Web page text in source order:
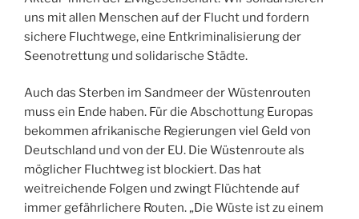
uns mit allen Menschen auf der Flucht und fordern
sichere Fluchtwege, eine Entkriminalisierung der
Seenotrettung und solidarische Städte.
Auch das Sterben im Sandmeer der Wüstenrouten
muss ein Ende haben. Für die Abschottung Europas
bekommen afrikanische Regierungen viel Geld von
Deutschland und von der EU. Die Wüstenroute als
möglicher Fluchtweg ist blockiert. Das hat
weitreichende Folgen und zwingt Flüchtende auf
immer gefährlichere Routen. „Die Wüste ist zu einem